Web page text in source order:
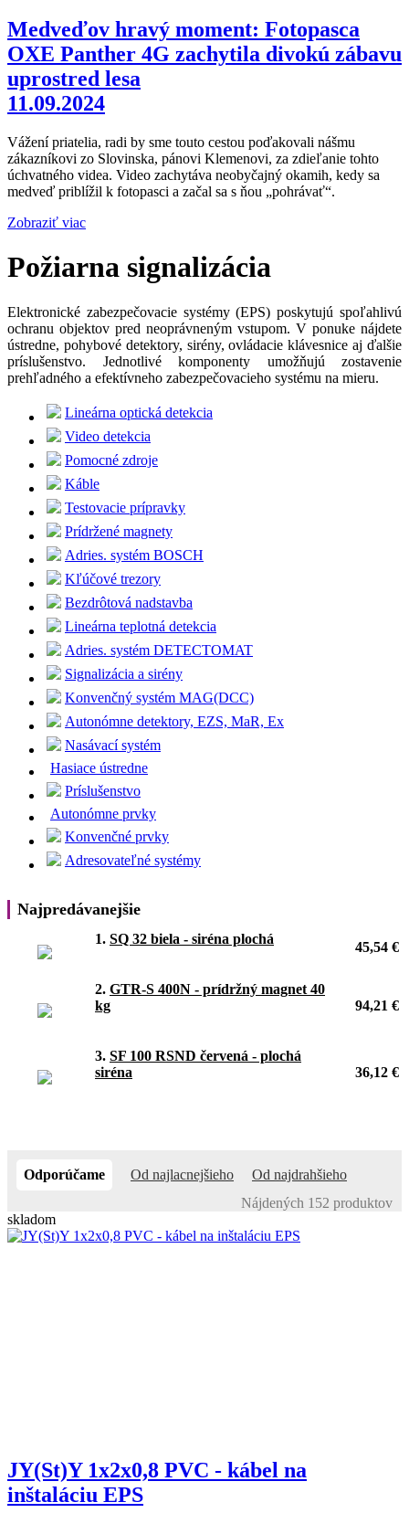
Medveďov hravý moment: Fotopasca
OXE Panther 4G zachytila ​​divokú zábavu
uprostred lesa
11.09.2024
Vážení priatelia, radi by sme touto cestou poďakovali nášmu
zákazníkovi zo Slovinska, pánovi Klemenovi, za zdieľanie tohto
úchvatného videa. Video zachytáva neobyčajný okamih, kedy sa
medveď priblížil k fotopasci a začal sa s ňou „pohrávať“.
Zobraziť viac
Požiarna signalizácia
Elektronické zabezpečovacie systémy (EPS) poskytujú spoľahlivú
ochranu objektov pred neoprávneným vstupom. V ponuke nájdete
ústredne, pohybové detektory, sirény, ovládacie klávesnice aj ďalšie
príslušenstvo. Jednotlivé komponenty umožňujú zostavenie
prehľadného a efektívneho zabezpečovacieho systému na mieru.
Lineárna optická detekcia
Video detekcia
Pomocné zdroje
Káble
Testovacie prípravky
Prídržené magnety
Adries. systém BOSCH
Kľúčové trezory
Bezdrôtová nadstavba
Lineárna teplotná detekcia
Adries. systém DETECTOMAT
Signalizácia a sirény
Konvenčný systém MAG(DCC)
Autonómne detektory, EZS, MaR, Ex
Nasávací systém
Hasiace ústredne
Príslušenstvo
Autonómne prvky
Konvenčné prvky
Adresovateľné systémy
Najpredávanejšie
1. SQ 32 biela - siréna plochá
45,54 €
2. GTR-S 400N - prídržný magnet 40
kg
94,21 €
3. SF 100 RSND červená - plochá
siréna
36,12 €
Odporúčame Od najlacnejšieho
Od najdrahšieho
Nájdených 152 produktov
skladom
JY(St)Y 1x2x0,8 PVC - kábel na
inštaláciu EPS